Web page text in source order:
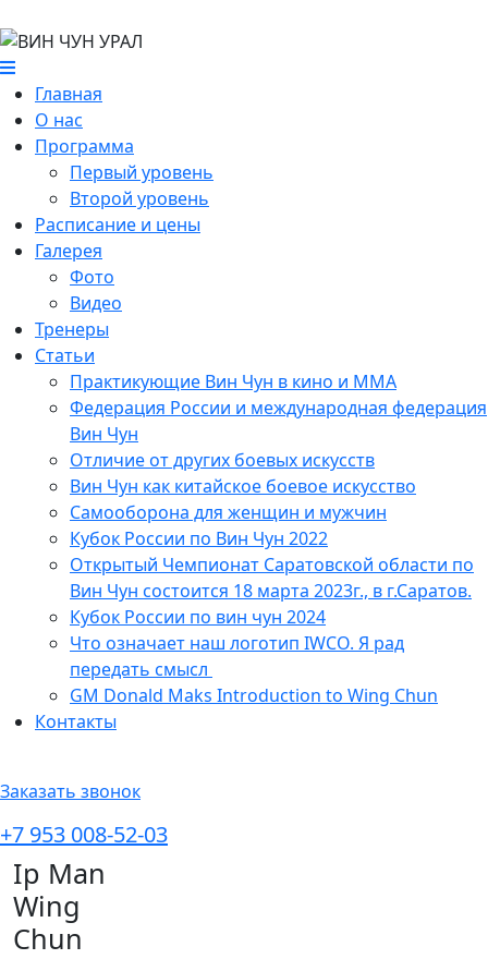
Главная
О нас
Программа
Первый уровень
Второй уровень
Расписание и цены
Галерея
Фото
Видео
Тренеры
Статьи
Практикующие Вин Чун в кино и MMA
Федерация России и международная федерация
Вин Чун
Отличие от других боевых искусств
Вин Чун как китайское боевое искусство
Самооборона для женщин и мужчин
Кубок России по Вин Чун 2022
Открытый Чемпионат Саратовской области по
Вин Чун состоится 18 марта 2023г., в г.Саратов.
Кубок России по вин чун 2024
Что означает наш логотип IWCO. Я рад
передать смысл
GM Donald Maks Introduction to Wing Chun
Контакты
Заказать звонок
+7 953 008-52-03
Ip Man
Wing
Chun